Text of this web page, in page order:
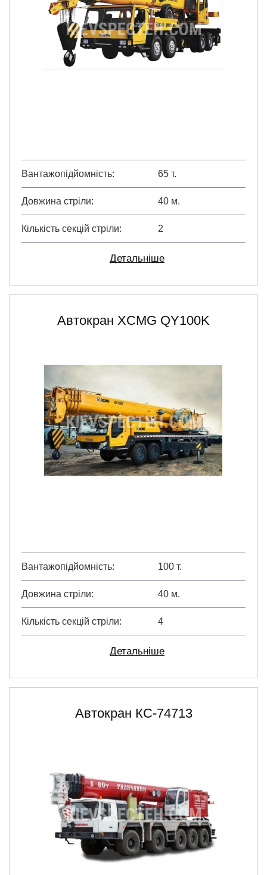
Вантажопідйомність 65 т.
Довжина стріли 40 м.
Кількість секцій стріли 2
Детальніше
Автокран XCMG QY100K
Вантажопідйомність 100 т.
Довжина стріли 40 м.
Кількість секцій стріли 4
Детальніше
Автокран КС-74713